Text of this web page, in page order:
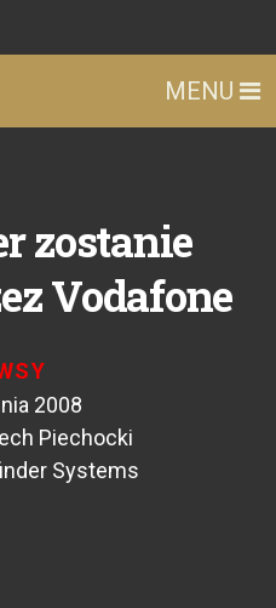
MENU
zostanie
Vodafone
2008
Piechocki
Systems